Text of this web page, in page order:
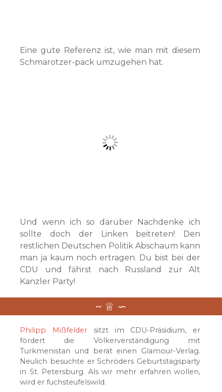
Eine gute Referenz ist, wie man mit diesem
Schmarotzer-pack umzugehen hat.
Und wenn ich so darüber Nachdenke ich
sollte doch der Linken beitreten! Den
restlichen Deutschen Politik Abschaum kann
man ja kaum noch ertragen. Du bist bei der
CDU und fährst nach Russland zur Alt
Kanzler Party!
Philipp Mißfeldersitzt im CDU-Präsidium, er
fördert die Völkerverständigung mit
Turkmenistan und berät einen Glamour-Verlag.
Neulich besuchte er Schröders Geburtstagsparty
in St. Petersburg. Als wir mehr erfahren wollen,
wird er fuchsteufelswild.